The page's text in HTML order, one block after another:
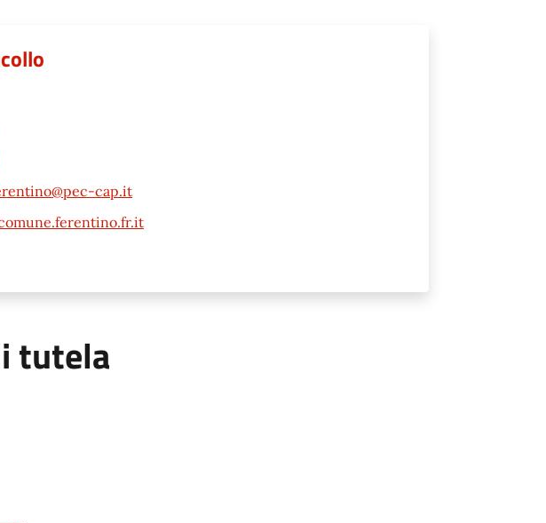
cap.it
tutela